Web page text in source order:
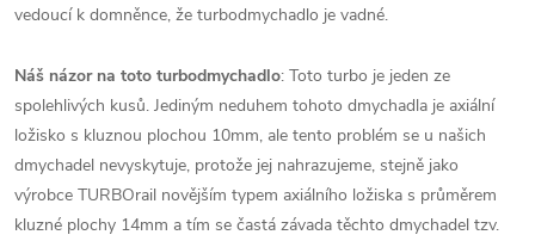
vedoucí k domněnce, že turbodmychadlo je vadné.
Náš názor na toto turbodmychadlo: Toto turbo je jeden ze
spolehlivých kusů. Jediným neduhem tohoto dmychadla je axiální
ložisko s kluznou plochou 10mm, ale tento problém se u našich
dmychadel nevyskytuje, protože jej nahrazujeme, stejně jako
výrobce TURBOrail novějším typem axiálního ložiska s průměrem
kluzné plochy 14mm a tím se častá závada těchto dmychadel tzv.